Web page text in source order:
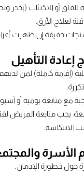
للقلق أو الاكتئاب (بحذر
لعلاج الأرق.
خفيفة إن ظهرت
التأهيل
(إقامة كاملة) لمن
مع متابعة يومية أو
يجب متابعة المريض
الانتكاسة.
حول خطورة الإدمان.